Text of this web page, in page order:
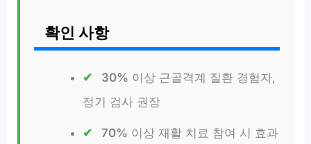
확인 사항
30% 이상 근골격계 질환 경험자,
정기 검사 권장
70% 이상 재활 치료 참여 시 효과